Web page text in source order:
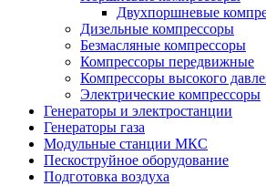
Двухпоршневые
Дизельные компрессоры
Безмасляные компрессоры
Компрессоры передвижные
Компрессоры высокого
Электрические компрессоры
Генераторы и электростанции
Генераторы газа
Модульные станции МКС
Пескоструйное оборудование
Подготовка воздуха